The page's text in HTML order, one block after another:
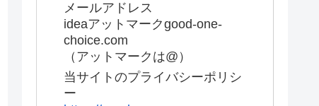
メールアドレス
ideaアットマークgood-one-
choice.com
（アットマークは@）
当サイトのプライバシーポリシ
ー